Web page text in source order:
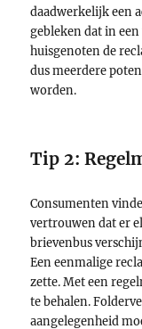
daadwerkelijk een
gebleken dat in
huisgenoten de
dus meerdere
worden.
Tip 2:
Consumenten
vertrouwen dat er
brievenbus
Een eenmalige
zette. Met een
te behalen.
aangelegenheid